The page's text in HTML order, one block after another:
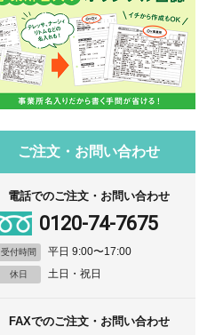
ご注文・お問い合わせ
電話でのご注文・お問い合わせ
0120-74-7675
受付時間 平日 9:00〜17:00
休日 土日・祝日
FAXでのご注文・お問い合わせ